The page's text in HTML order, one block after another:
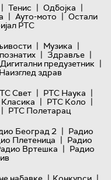
| Тенис | Одбојка |
| Ауто-мото | Остали
РТС
| Музика |
| Здравље |
Дигитални предузетник |
Наизглед здрав
Свет | РТС Наука |
| РТС Коло |
| РТС Полетарац
Београд 2 | Радио
Плетеница | Радио
Вртешка | Радио